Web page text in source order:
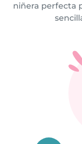
niñera perfecta